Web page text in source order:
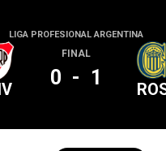
LIGA PROFESIONAL ARGENTINA
FINAL
0 - 1